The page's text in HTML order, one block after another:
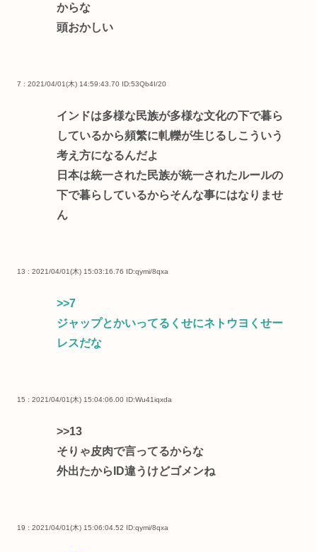
からな
頭おかしい
7 : 2021/04/01(木) 14:59:43.70 ID:53Qb4I/20
インドは多様な民族が多様な文化の下で暮ら
しているから頻繁に軋轢が生じるしこういう
考え方になるんだよ
日本は統一された民族が統一されたルールの
下で暮らしているからそんな事にはなりませ
ん
13 : 2021/04/01(木) 15:03:16.76 ID:qymi/8qxa
>>7
ジャップとかいってるくせにネトウヨくせー
レスだな
15 : 2021/04/01(木) 15:04:06.00 ID:Wu41iqxda
>>13
そりゃ皮肉で言ってるからな
外出たからID違うけどゴメンね
19 : 2021/04/01(木) 15:06:04.52 ID:qymi/8qxa